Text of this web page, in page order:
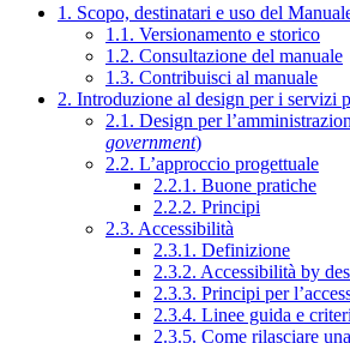
1. Scopo, destinatari e uso del
1.1. Versionamento e storico
1.2. Consultazione del manuale
1.3. Contribuisci al manuale
2. Introduzione al design per i servizi
2.1. Design per
government)
2.2. L’approccio progettuale
2.2.1. Buone pratiche
2.2.2. Principi
2.3. Accessibilità
2.3.1. Definizione
2.3.2. Accessibilità by
2.3.3. Principi per
2.3.4. Linee guida e
2.3.5. Come rilasciare